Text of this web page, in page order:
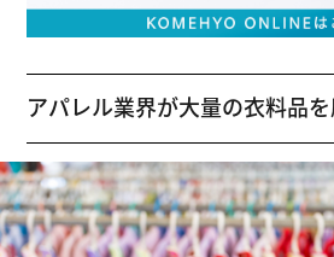
アパレル業界が大量の衣料品